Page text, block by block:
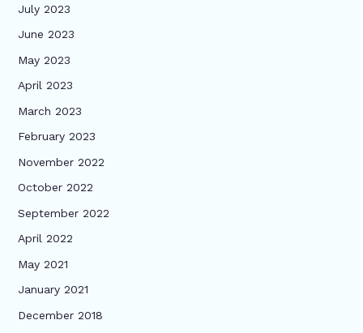
July 2023
June 2023
May 2023
April 2023
March 2023
February 2023
November 2022
October 2022
September 2022
April 2022
May 2021
January 2021
December 2018